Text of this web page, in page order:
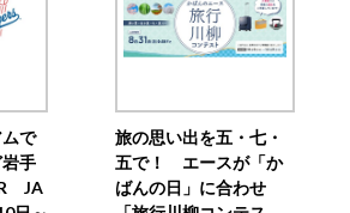
ムで
岩手
JA
旅の思い出を五・七・
五で！ エースが「か
ばんの日」に合わせ